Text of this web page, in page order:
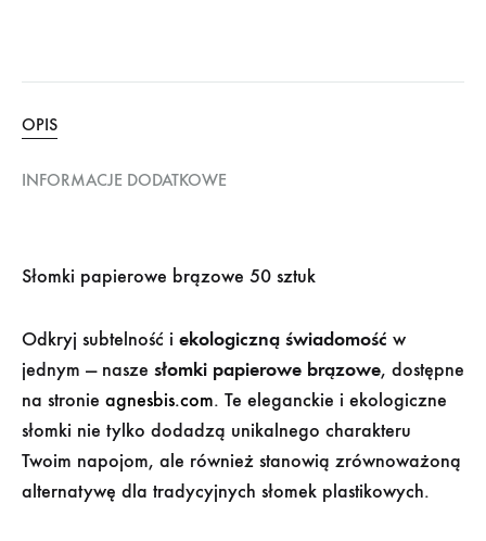
OPIS
INFORMACJE DODATKOWE
Słomki papierowe brązowe 50 sztuk
Odkryj subtelność i ekologiczną świadomość w
jednym — nasze słomki papierowe brązowe, dostępne
na stronie agnesbis.com. Te eleganckie i ekologiczne
słomki nie tylko dodadzą unikalnego charakteru
Twoim napojom, ale również stanowią zrównoważoną
alternatywę dla tradycyjnych słomek plastikowych.